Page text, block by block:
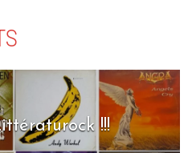
!!!